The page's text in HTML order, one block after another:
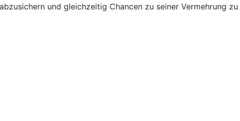
und gleichzeitig Chancen zu seiner Vermehrung zu